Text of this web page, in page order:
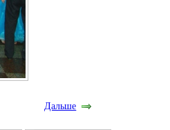
Дальше